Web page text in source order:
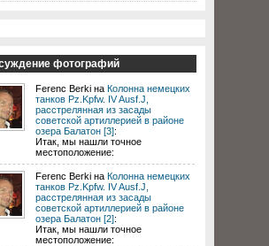
фотографий
Ferenc Berki на Колонна немецких
танков Pz.Kpfw. IV Ausf.J,
расстрелянная из засады
советской артиллерией в районе
озера Балатон [3]:
Итак, мы нашли точное
местоположение:
Ferenc Berki на Колонна немецких
танков Pz.Kpfw. IV Ausf.J,
расстрелянная из засады
советской артиллерией в районе
озера Балатон [2]:
Итак, мы нашли точное
местоположение: